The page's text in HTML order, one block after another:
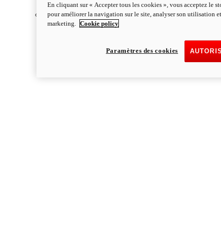
en savoir plus
Streetfighter
En cliquant sur « Accepter tous les cookies », vous acceptez le
pour améliorer la navigation sur le site, analyser son utilisation
marketing.
Cookie policy
Paramètres des cookies